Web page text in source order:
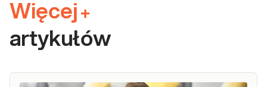
Więcej +
artykułów